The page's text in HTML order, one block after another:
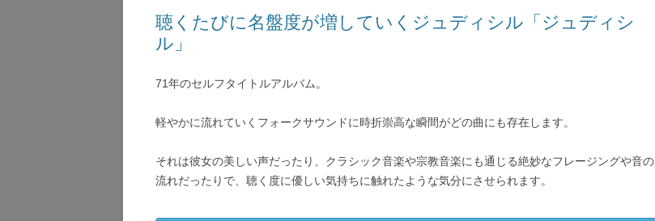
聴くたびに名盤度が増していくジュディシル「ジュディシ
ル」
71年のセルフタイトルアルバム。
軽やかに流れていくフォークサウンドに時折崇高な瞬間がどの曲にも存在します。
それは彼女の美しい声だったり、クラシック音楽や宗教音楽にも通じる絶妙なフレージングや音の
流れだったりで、聴く度に優しい気持ちに触れたような気分にさせられます。